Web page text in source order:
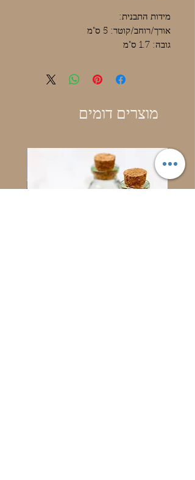
מידות התבנית:
אורך/רוחב/קוטר: 5 ס"מ
גובה: 1.7 ס"מ
מוצרים דומים